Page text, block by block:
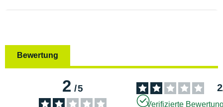
Bewertung
2/5 2
Verifizierte